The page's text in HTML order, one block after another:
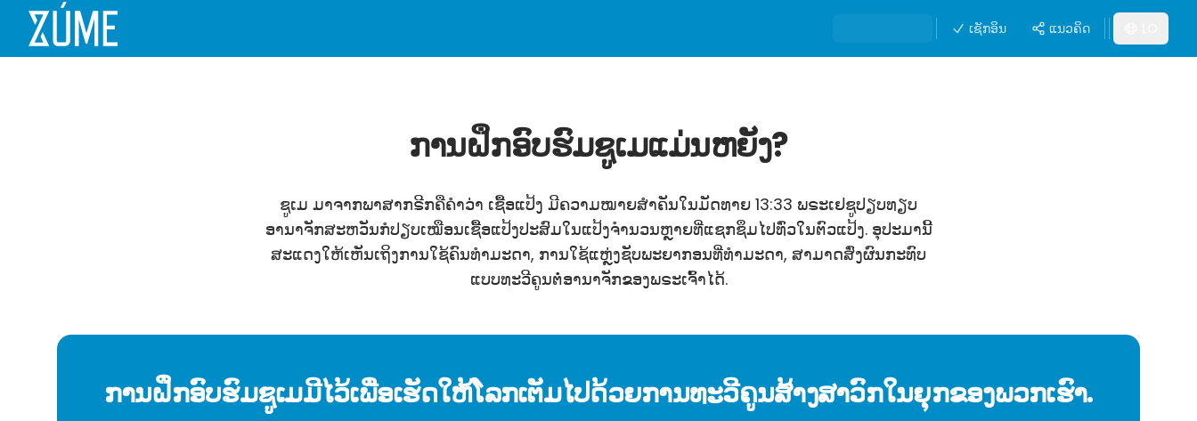
ເຊັກອິນ ແນວຄິດ
ການຝຶກອົບຮົມຊູເມແມ່ນຫຍັງ?
ຊູເມ ມາຈາກພາສາກຣີກຄືຄຳວ່າ ເຊື້ອແປ້ງ ມີຄວາມໝາຍສຳຄັນໃນມັດທາຍ 13:33 ພຣະເຢຊູປຽບທຽບ
ອານາຈັກສະຫວັນກໍປຽບເໝືອນເຊື້ອແປ້ງປະສົມໃນແປ້ງຈຳນວນຫຼາຍທີ່ແຊກຊຶມໄປທົ່ວໃນຕົວແປ້ງ. ອຸປະມານີ້
ສະແດງໃຫ້ເຫັນເຖິງການໃຊ້ຄົນທຳມະດາ, ການໃຊ້ແຫຼ່ງຊັບພະຍາກອນທີ່ທຳມະດາ, ສາມາດສົ່ງຜົນກະທົບ
ແບບທະວີຄູນຕໍ່ອານາຈັກຂອງພຣະເຈົ້າໄດ້.
ການຝຶກອົບຮົມຊູເມມີໄວ້ເພື່ອເຮັດໃຫ້ໂລກເຕັມໄປດ້ວຍການທະວີຄູນສ້າງສາວົກໃນຍຸກຂອງພວກເຮົາ.